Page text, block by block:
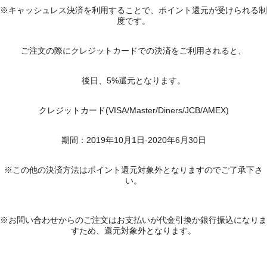
※キャッシュレス決済を利用することで、ポイント還元が受けられる制
度です。
ご注文の際にクレジットカードでの決済をご利用されると、
後日、5%還元となります。
クレジットカード(VISA/Master/Diners/JCB/AMEX)
期間：2019年10月1日-2020年6月30日
※この他の決済方法はポイント還元対象外となりますのでご了承下さ
い。
※お問い合わせからのご注文はお支払いが代金引換か銀行振込になりま
すため、還元対象外となります。